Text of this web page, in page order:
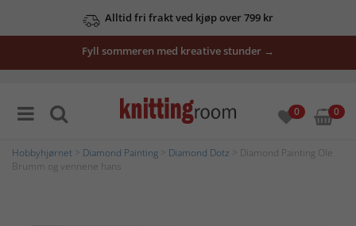
Alltid fri frakt ved kjøp over 799 kr
Fyll sommeren med kreative stunder →
0 0
Hobbyhjørnet Diamond Painting Diamond Dotz > Diamond Painting Ole
Brumm og vennene hans